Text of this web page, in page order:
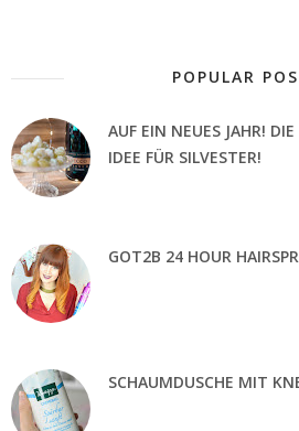
POPULAR
AUF EIN NEUES JAHR!
IDEE FÜR SILVESTER!
GOT2B 24 HOUR
SCHAUMDUSCHE MIT